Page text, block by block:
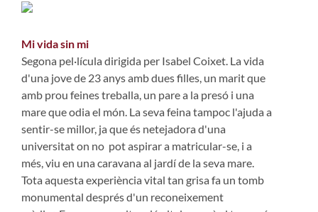
Mi vida sin mi
Segona pel·lícula dirigida per Isabel Coixet. La vida
d'una jove de 23 anys amb dues filles, un marit que
amb prou feines treballa, un pare a la presó i una
mare que odia el món. La seva feina tampoc l'ajuda a
sentir-se millor, ja que és netejadora d'una
universitat on no pot aspirar a matricular-se, i a
més, viu en una caravana al jardí de la seva mare.
Tota aquesta experiència vital tan grisa fa un tomb
monumental després d'un reconeixement